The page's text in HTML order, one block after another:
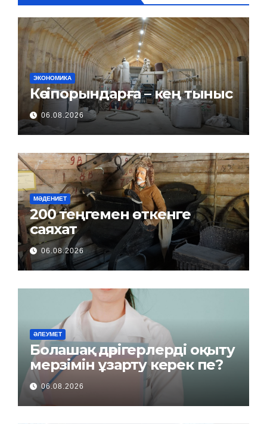
ЭКОНОМИКА
Кәсіпорындарға – кең тыныс
06.08.2026
МӘДЕНИЕТ
200 теңгемен өткенге
саяхат
06.08.2026
ӘЛЕУМЕТ
Болашақ дәрігерлерді оқыту
мерзімін ұзарту керек пе?
06.08.2026